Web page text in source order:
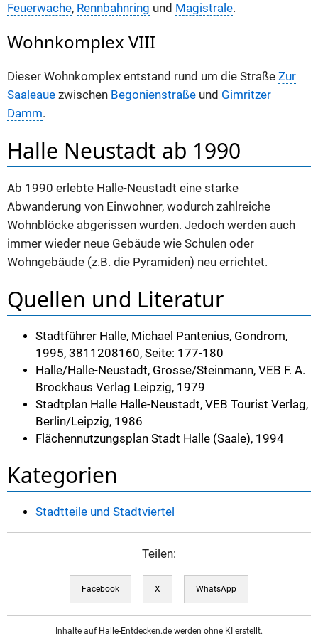
Feuerwache, Rennbahnring und Magistrale.
Wohnkomplex VIII
Dieser Wohnkomplex entstand rund um die Straße Zur
Saaleaue zwischen Begonienstraße und Gimritzer
Damm.
Halle Neustadt ab 1990
Ab 1990 erlebte Halle-Neustadt eine starke
Abwanderung von Einwohner, wodurch zahlreiche
Wohnblöcke abgerissen wurden. Jedoch werden auch
immer wieder neue Gebäude wie Schulen oder
Wohngebäude (z.B. die Pyramiden) neu errichtet.
Quellen und Literatur
Stadtführer Halle, Michael Pantenius, Gondrom,
1995, 3811208160, Seite: 177-180
Halle/Halle-Neustadt, Grosse/Steinmann, VEB F. A.
Brockhaus Verlag Leipzig, 1979
Stadtplan Halle Halle-Neustadt, VEB Tourist Verlag,
Berlin/Leipzig, 1986
Flächennutzungsplan Stadt Halle (Saale), 1994
Kategorien
Stadtteile und Stadtviertel
Teilen:
Facebook X WhatsApp
Inhalte auf Halle-Entdecken.de werden ohne KI erstellt.